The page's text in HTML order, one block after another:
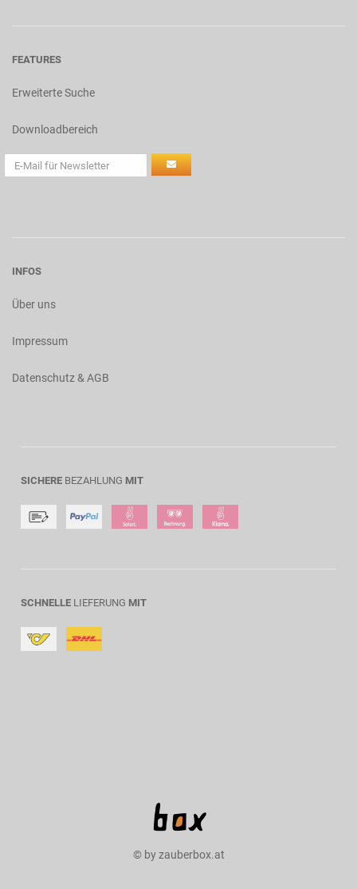
FEATURES
Erweiterte Suche
Downloadbereich
INFOS
Über uns
Impressum
Datenschutz & AGB
SICHERE BEZAHLUNG MIT
SCHNELLE LIEFERUNG MIT
© by zauberbox.at